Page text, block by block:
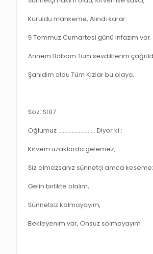
Kuruldu mahkeme, Alındı karar.
9 Temmuz Cumartesi günü infazım var.
Annem Babam Tüm sevdiklerim
Şahidim oldu Tüm Kızlar bu olaya.
Söz: S107
Oğlumuz ……………………. Diyor ki ;
Kirvem uzaklarda gelemez,
Siz olmazsanız sünnetçi amca
Gelin birlikte olalım,
Sünnetsiz kalmayayım,
Bekleyenim var, Onsuz solmayayım